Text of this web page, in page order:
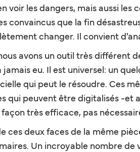
voir les dangers, mais aussi
convaincus que la fin
changer. Il convient
avons un outil très différent
eu. Il est universel: un
qui peut le résoudre. Ces
qui peuvent être digitalisés -
très efficace, pas
ces deux faces de la même
Un incroyable nombre de